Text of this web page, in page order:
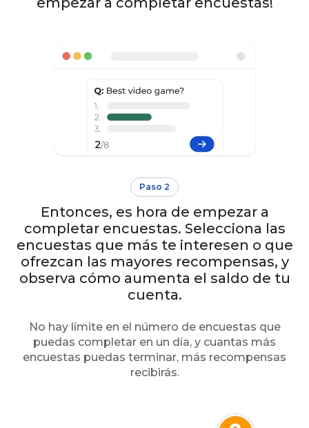
Paso 2
Entonces, es hora de empezar a
completar encuestas. Selecciona las
encuestas que más te interesen o que
ofrezcan las mayores recompensas, y
observa cómo aumenta el saldo de tu
cuenta.
No hay límite en el número de encuestas que
puedas completar en un día, y cuantas más
encuestas puedas terminar, más recompensas
recibirás.